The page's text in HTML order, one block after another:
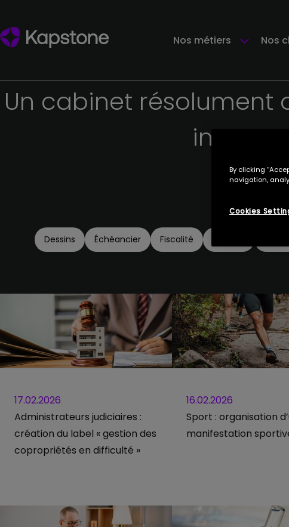
Nos métiers Nos
Un cabinet résolument
Dessins Échéancier Fiscalité
17.02.2026
Administrateurs judiciaires :
création du label « gestion des
copropriétés en difficulté »
16.02.2026
Sport : organisation
manifestation
By clicking
navigation,
Cookies